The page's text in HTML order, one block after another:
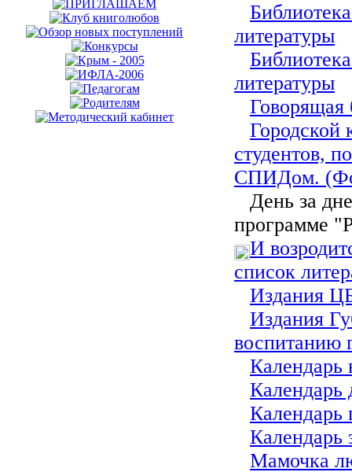
литературы
литературы
Говорящая
Городской
студентов,
СПИДом.
День за
программе
И
список
Издания
Издания
воспитанию
Календарь
Календарь
Календарь
Календарь
Мамочка